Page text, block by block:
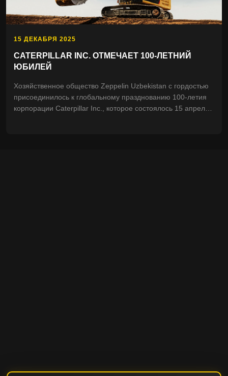
15 ДЕКАБРЯ 2025
CATERPILLAR INC. ОТМЕЧАЕТ 100-ЛЕТНИЙ
ЮБИЛЕЙ
Хозяйственное общество Zeppelin Uzbekistan с гордостью
присоединилось к глобальному празднованию 100-летия
корпорации Caterpillar Inc., которое состоялось 15 апреля